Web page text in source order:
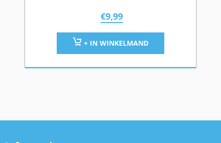
€9,99
+ IN WINKELMAND